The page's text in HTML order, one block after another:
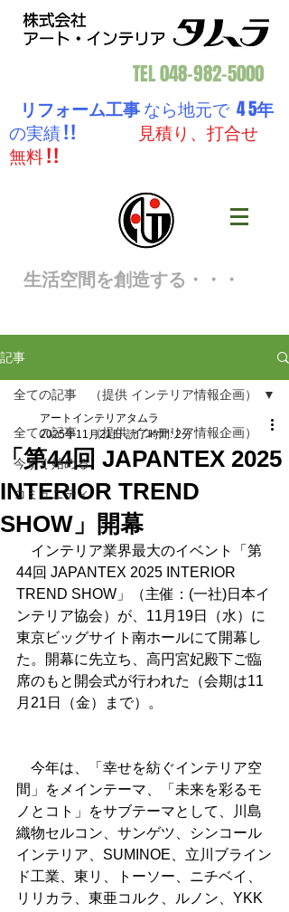
TEL048-982-5000
リフォーム工事なら地元で 4 5年
の実績 ! !
見積り、打合せ
無料 ! !
生活空間を創造する・・・
記事
全ての記事 （提供 インテリア情報企画）
今すぐ始める
コミュニティ
全ての記事 （提供 インテリア情報企画）
「第44回 JAPANTEX 2025
INTERIOR TREND
SHOW」開幕
アートインテリアタムラ
2025年11月21日 読了時間: 2分
インテリア業界最大のイベント「第
44回 JAPANTEX 2025 INTERIOR
TREND SHOW」（主催：(一社)日本イ
ンテリア協会）が、11月19日（水）に
東京ビッグサイト南ホールにて開幕し
た。開幕に先立ち、高円宮妃殿下ご臨
席のもと開会式が行われた（会期は11
月21日（金）まで）。
今年は、「幸せを紡ぐインテリア空
間」をメインテーマ、「未来を彩るモ
ノとコト」をサブテーマとして、川島
織物セルコン、サンゲツ、シンコール
インテリア、SUMINOE、立川ブライン
ド工業、東リ、トーソー、ニチベイ、
リリカラ、東亜コルク、ルノン、YKK